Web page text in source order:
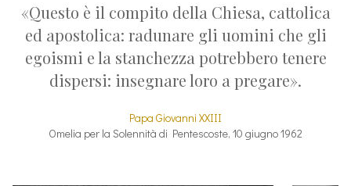
«Questo è il compito della Chiesa, cattolica
ed apostolica: radunare gli uomini che gli
egoismi e la stanchezza potrebbero tenere
dispersi: insegnare loro a pregare».
Papa Giovanni XXIII
Omelia per la Solennità di Pentescoste, 10 giugno 1962